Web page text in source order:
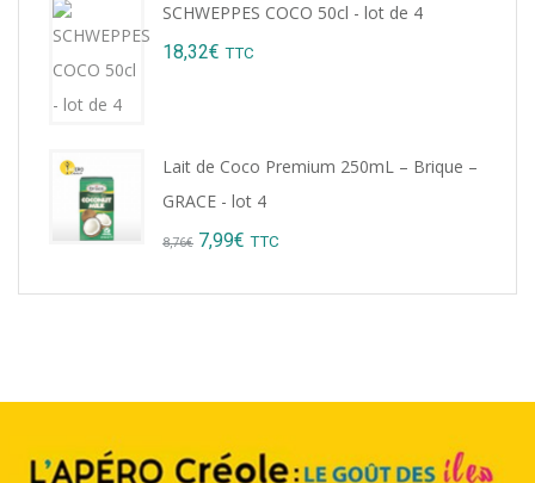
SCHWEPPES COCO 50cl - lot de 4
18,32€ TTC
Lait de Coco Premium 250mL – Brique –
GRACE - lot 4
8,76€ Original
7,99€ Current
TTC